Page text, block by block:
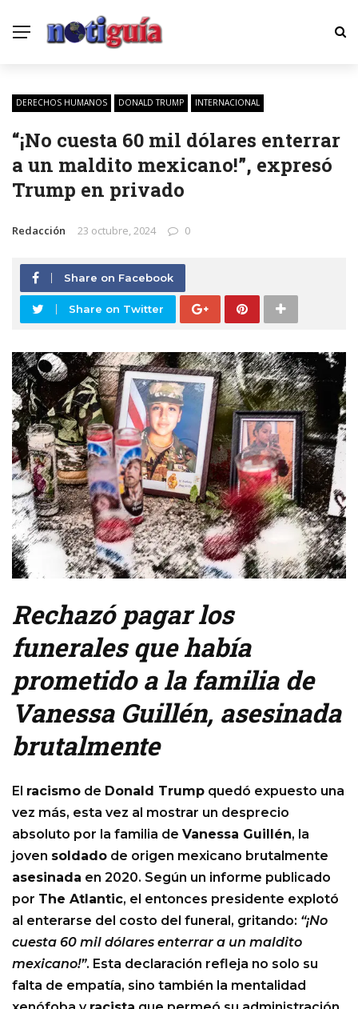
DERECHOS HUMANOS DONALD TRUMP INTERNACIONAL
“¡No cuesta 60 mil dólares enterrar
a un maldito mexicano!”, expresó
Trump en privado
Redacción 23 octubre, 2024 0
Share on Facebook
Share on Twitter
Rechazó pagar los
funerales que había
prometido a la familia de
Vanessa Guillén, asesinada
brutalmente
El racismo de Donald Trump quedó expuesto una
vez más, esta vez al mostrar un desprecio
absoluto por la familia de Vanessa Guillén, la
joven soldado de origen mexicano brutalmente
asesinada en 2020. Según un informe publicado
por The Atlantic, el entonces presidente explotó
al enterarse del costo del funeral, gritando: “¡No
cuesta 60 mil dólares enterrar a un maldito
mexicano!”. Esta declaración refleja no solo su
falta de empatía, sino también la mentalidad